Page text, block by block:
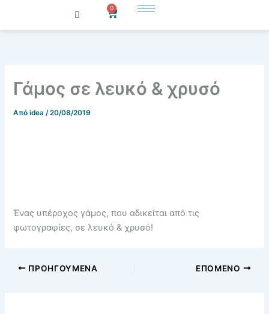
0
Cart
Γάμος σε λευκό & χρυσό
Απόidea/20/08/2019
Ένας υπέροχος γάμος, που αδικείται από τις
φωτογραφίες, σε λευκό & χρυσό!
ΠΡΟΗΓΟΎΜΕΝΑ ΕΠΌΜΕΝΟ